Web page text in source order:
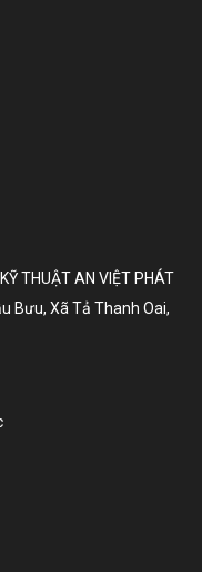
THUẬT AN VIỆT PHÁT
Bưu, Xã Tả Thanh Oai,